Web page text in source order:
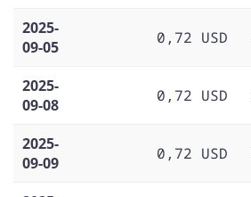
2025-
09-05
0,72 USD
2025-
09-08
0,72 USD
2025-
09-09
0,72 USD